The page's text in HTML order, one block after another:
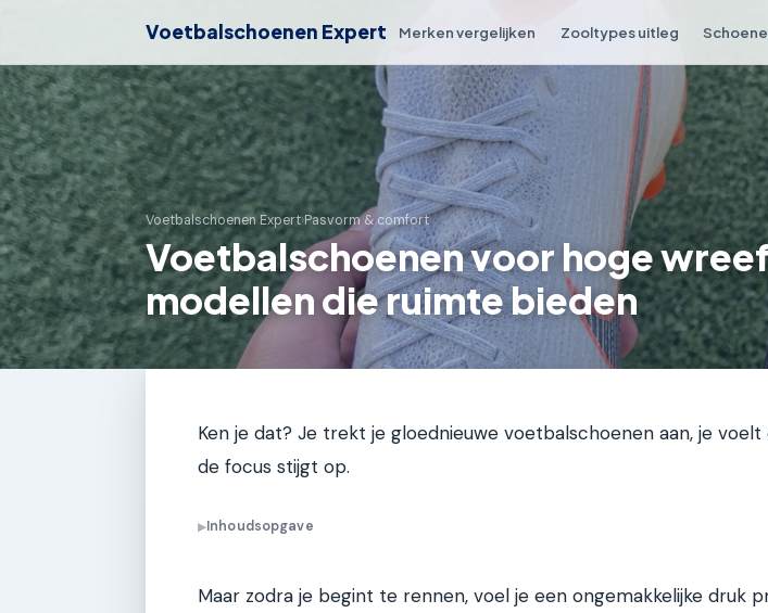
Voetbalschoenen Expert Merken vergelijken Zooltypes uitleg
Voetbalschoenen Expert›Pasvorm & comfort
Voetbalschoenen voor hoge
modellen die ruimte bieden
Ken je dat? Je trekt je gloednieuwe voetbalschoenen aan, je voelt
de focus stijgt op.
▶Inhoudsopgave
Maar zodra je begint te rennen, voel je een ongemakkelijke druk